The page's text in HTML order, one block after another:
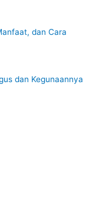
dan Cara
dan Kegunaannya